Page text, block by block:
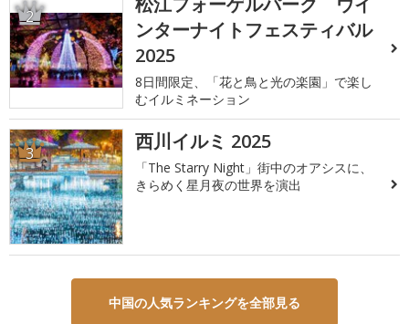
2
ンターナイトフェスティバル
2025
8日間限定、「花と鳥と光の楽園」で楽し
むイルミネーション
3 西川イルミ 2025
「The Starry Night」街中のオアシスに、
きらめく星月夜の世界を演出
中国の人気ランキングを全部見る